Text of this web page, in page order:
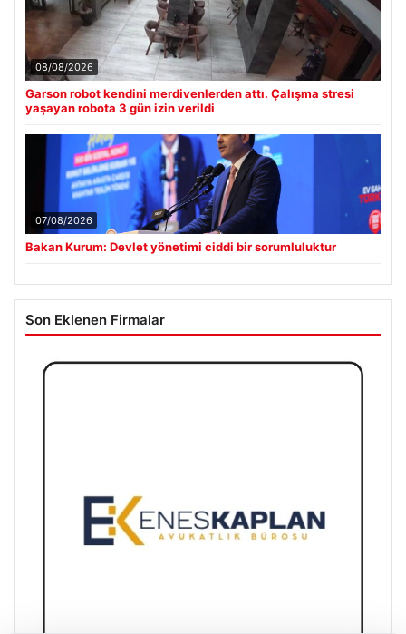
08/08/2026
Garson robot kendini merdivenlerden attı. Çalışma stresi
yaşayan robota 3 gün izin verildi
07/08/2026
Bakan Kurum: Devlet yönetimi ciddi bir sorumluluktur
Son Eklenen Firmalar